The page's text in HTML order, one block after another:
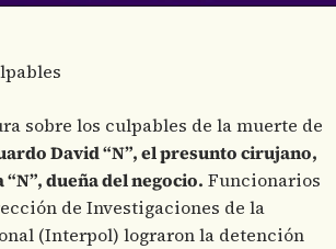
sobre los culpables de la muerte de
David “N”, el presunto cirujano,
dueña del negocio. Funcionarios
de Investigaciones de la
(Interpol) lograron la detención